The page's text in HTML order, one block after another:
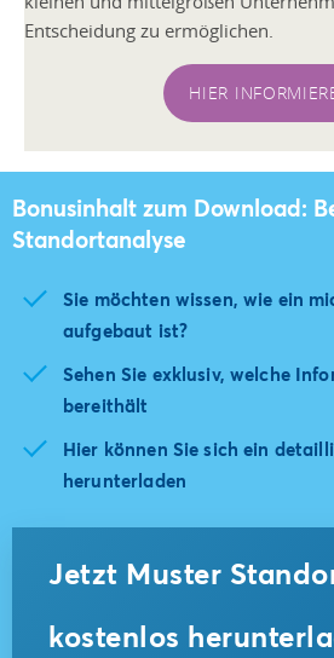
Entscheidung zu ermöglichen.
HIER
Bonusinhalt zum Download:
Standortanalyse
Sie möchten wissen, wie ein
aufgebaut ist?
Sehen Sie exklusiv, welche
bereithält
Hier können Sie sich ein
herunterladen
Jetzt Muster
kostenlos